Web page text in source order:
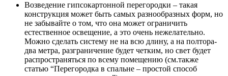
Возведение гипсокартонной перегородки – такая
конструкция может быть самых разнообразных форм, но
не забывайте о том, что она может ограничить
естественное освещение, а это очень нежелательно.
Можно сделать систему не на всю длину, а на полтора-
два метра, разграничение будет четким, но свет будет
распространяться по всему помещению (см.также
статью “Перегородка в спальне – простой способ